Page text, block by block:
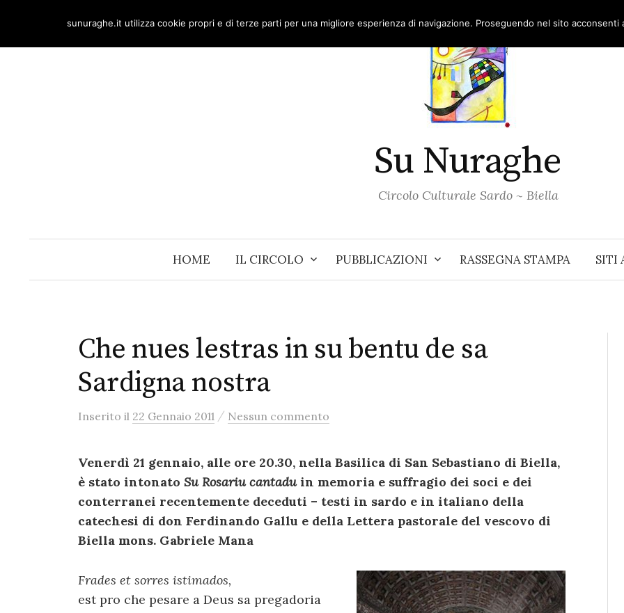
content
Su Nuraghe
Circolo Culturale Sardo ~ Biella
HOME IL CIRCOLO PUBBLICAZIONI RASSEGNA STAMPA SITI
Che nues lestras in su bentu de sa
Sardigna nostra
Inserito il 22 Gennaio 2011 / Nessun commento
Venerdì 21 gennaio, alle ore 20.30, nella Basilica di San Sebastiano di Biella,
è stato intonato Su Rosariu cantaduin memoria e suffragio dei soci e dei
conterranei recentemente deceduti – testi in sardo e in italiano della
catechesi di don Ferdinando Gallu e della Lettera pastorale del vescovo di
Biella mons. Gabriele Mana
Frades et sorres istimados,
est pro che pesare a Deus sa pregadoria
sunuraghe.it utilizza cookie propri e di terze parti per una migliore esperienza di navigazione. Proseguendo nel sito acconsenti